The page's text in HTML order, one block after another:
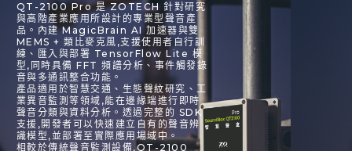
QT-2100 Pro 是 ZOTECH 針對研究
與高階產業應用所設計的專業型聲音產
品。內建 MagicBrain AI 加速器與雙
MEMS + 類比麥克風,支援使用者自行訓
練、匯入與部署 TensorFlow Lite 模
型,同時具備 FFT 頻譜分析、事件觸發錄
音與多通訊整合功能。
產品適用於智慧交通、生態聲紋研究、工
業異音監測等領域,能在邊緣端進行即時
聲音分類與資料分析。透過完整的 SDK
支援,開發者可以快速建立自有的聲音辨
識模型,並部署至實際應用場域中。
相較於傳統聲音監測設備,QT-2100